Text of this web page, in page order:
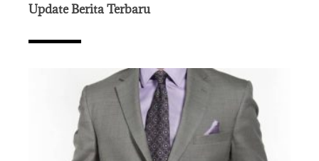
Update Berita Terbaru